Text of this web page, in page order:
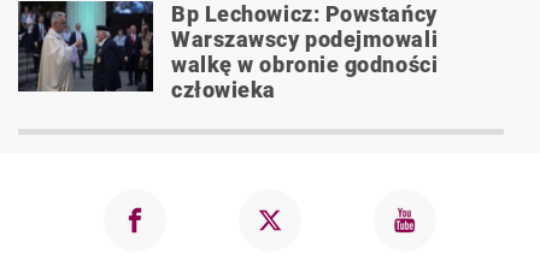
Bp Lechowicz: Powstańcy
Warszawscy podejmowali
walkę w obronie godności
człowieka